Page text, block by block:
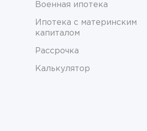
Военная ипотека
Ипотека с материнским
капиталом
Рассрочка
Калькулятор